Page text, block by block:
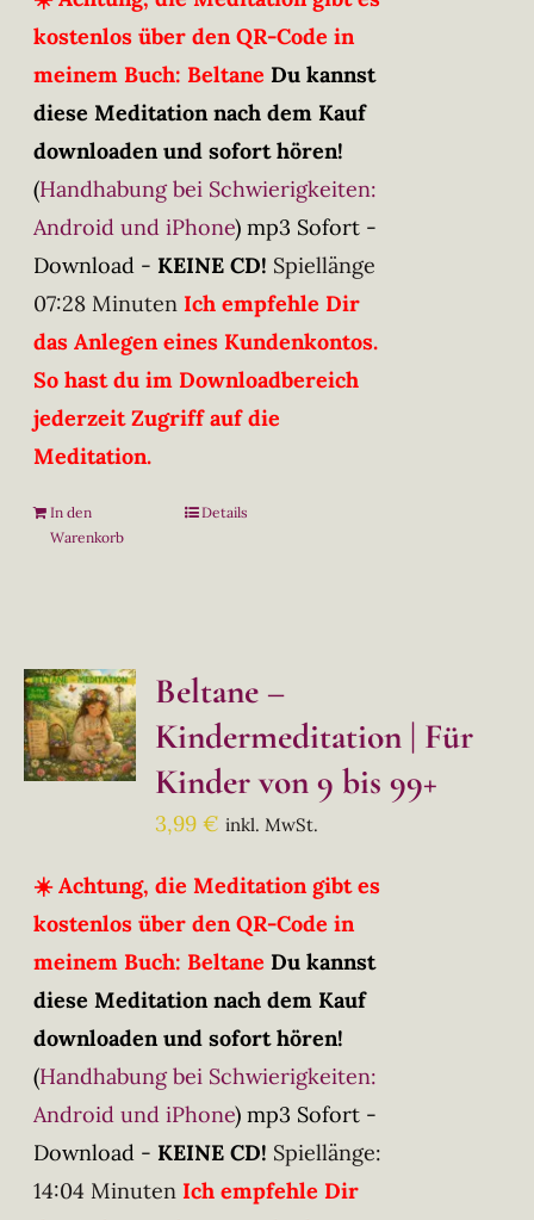
kostenlos über den QR-Code in
meinem Buch: Beltane Du kannst
diese Meditation nach dem Kauf
downloaden und sofort hören!
(Handhabung bei Schwierigkeiten:
Android und iPhone) mp3 Sofort -
Download - KEINE CD! Spiellänge
07:28 Minuten Ich empfehle Dir
das Anlegen eines Kundenkontos.
So hast du im Downloadbereich
jederzeit Zugriff auf die
Meditation.
In den
Warenkorb
Details
Beltane –
Kindermeditation | Für
Kinder von 9 bis 99+
3,99€ inkl. MwSt.
☀️ Achtung, die Meditation gibt es
kostenlos über den QR-Code in
meinem Buch: Beltane Du kannst
diese Meditation nach dem Kauf
downloaden und sofort hören!
(Handhabung bei Schwierigkeiten:
Android und iPhone) mp3 Sofort -
Download - KEINE CD! Spiellänge:
14:04 Minuten Ich empfehle Dir